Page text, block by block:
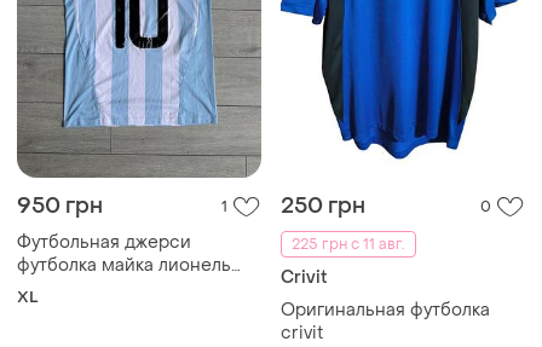
950 грн 1
Футбольная джерси
футболка майка лионель
месси сборная аргентина
XL
250 грн
0
225 грн с 11 авг.
Crivit
Оригинальная футболка
crivit